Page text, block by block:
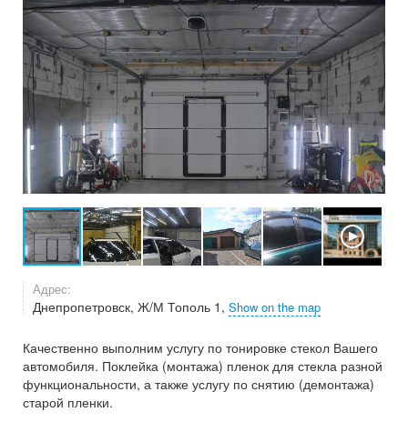
Адрес:
Днепропетровск, Ж/М Тополь 1, Show on the map
Качественно выполним услугу по тонировке стекол Вашего
автомобиля. Поклейка (монтажа) пленок для стекла разной
функциональности, а также услугу по снятию (демонтажа)
старой пленки.